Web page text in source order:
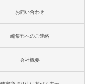
お問い合わせ
編集部へのご連絡
会社概要